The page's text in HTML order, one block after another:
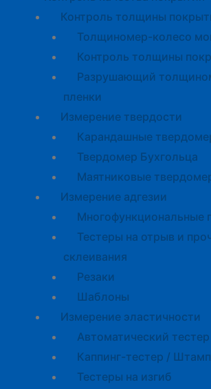
Контроль толщины
Толщиномер-колесо
Контроль толщины
Разрушающий
пленки
Измерение твердости
Карандашные
Твердомер Бухгольца
Маятниковые
Измерение адгезии
Многофункциональные
Тестеры на отрыв и
склеивания
Резаки
Шаблоны
Измерение эластичности
Автоматический тестер
Каппинг-тестер /
Тестеры на изгиб